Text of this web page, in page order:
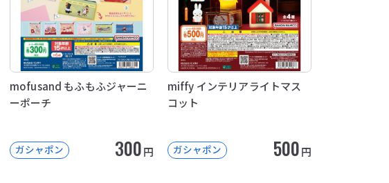
mofusand もふもふジャーニ
ーポーチ
ガシャポン 300円
miffy インテリアライトマス
コット
ガシャポン 500円